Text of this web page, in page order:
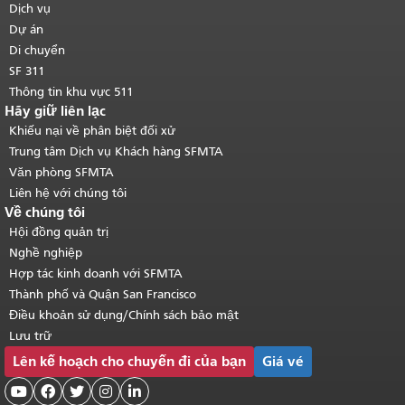
trang.Quay lại đầu trang nội dung
chính.
Dịch vụ
Dự án
Di chuyển
SF 311
Thông tin khu vực 511
Hãy giữ liên lạc
Khiếu nại về phân biệt đối xử
Trung tâm Dịch vụ Khách hàng SFMTA
Văn phòng SFMTA
Liên hệ với chúng tôi
Về chúng tôi
Hội đồng quản trị
Nghề nghiệp
Hợp tác kinh doanh với SFMTA
Thành phố và Quận San Francisco
Điều khoản sử dụng/Chính sách bảo mật
Lưu trữ
Lên kế hoạch cho chuyến đi của bạn Giá vé
    